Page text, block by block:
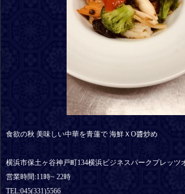
食欲の秋 美味しい中華を青蓮で 海鮮ＸO醬炒め
横浜市保土ヶ谷神戸町134横浜ビジネスパークプレッツ
営業時間:11時~ 22時
TEL:045(331)5566